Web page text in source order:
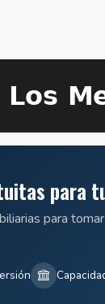
para
para